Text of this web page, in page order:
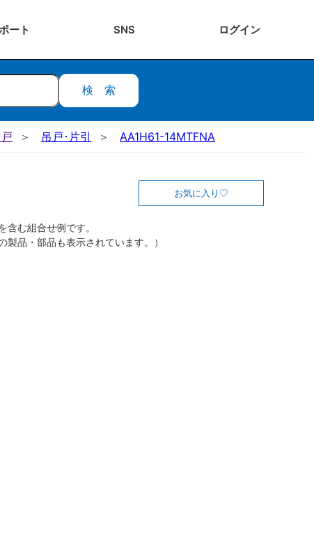
ート SNS ログイン
検索
吊戸･片引 AA1H61-14MTFNA
お気に入り
含む組合せ例です。
製品・部品も表示されています。）